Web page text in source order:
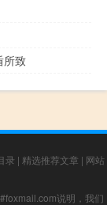
所致
录 | 精选推荐文章 | 网站
说明，我们